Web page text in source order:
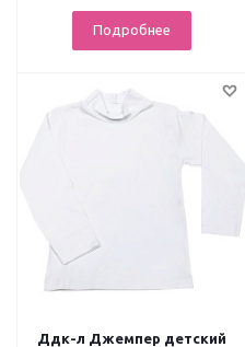
Подробнее
Ддк-л Джемпер детский